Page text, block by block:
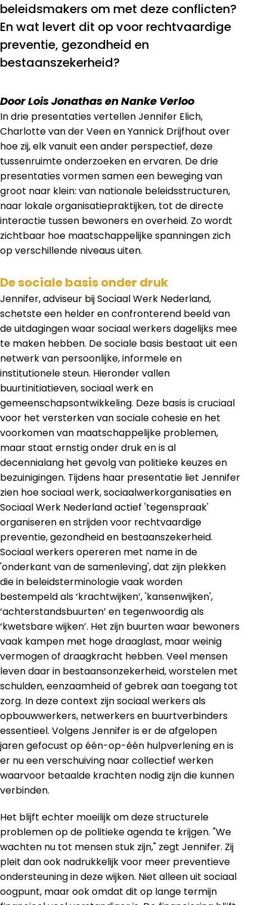
beleidsmakers om met deze conflicten?
En wat levert dit op voor rechtvaardige
preventie, gezondheid en
bestaanszekerheid?
Door Lois Jonathas en Nanke Verloo
In drie presentaties vertellen Jennifer Elich,
Charlotte van der Veen en Yannick Drijfhout over
hoe zij, elk vanuit een ander perspectief, deze
tussenruimte onderzoeken en ervaren. De drie
presentaties vormen samen een beweging van
groot naar klein: van nationale beleidsstructuren,
naar lokale organisatiepraktijken, tot de directe
interactie tussen bewoners en overheid. Zo wordt
zichtbaar hoe maatschappelijke spanningen zich
op verschillende niveaus uiten.
De sociale basis onder druk
Jennifer, adviseur bij Sociaal Werk Nederland,
schetste een helder en confronterend beeld van
de uitdagingen waar sociaal werkers dagelijks mee
te maken hebben. De sociale basis bestaat uit een
netwerk van persoonlijke, informele en
institutionele steun. Hieronder vallen
buurtinitiatieven, sociaal werk en
gemeenschapsontwikkeling. Deze basis is cruciaal
voor het versterken van sociale cohesie en het
voorkomen van maatschappelijke problemen,
maar staat ernstig onder druk en is al
decennialang het gevolg van politieke keuzes en
bezuinigingen. Tijdens haar presentatie liet Jennifer
zien hoe sociaal werk, sociaalwerkorganisaties en
Sociaal Werk Nederland actief 'tegenspraak'
organiseren en strijden voor rechtvaardige
preventie, gezondheid en bestaanszekerheid.
Sociaal werkers opereren met name in de
'onderkant van de samenleving', dat zijn plekken
die in beleidsterminologie vaak worden
bestempeld als ‘krachtwijken’, 'kansenwijken',
‘achterstandsbuurten’ en tegenwoordig als
‘kwetsbare wijken’. Het zijn buurten waar bewoners
vaak kampen met hoge draaglast, maar weinig
vermogen of draagkracht hebben. Veel mensen
leven daar in bestaansonzekerheid, worstelen met
schulden, eenzaamheid of gebrek aan toegang tot
zorg. In deze context zijn sociaal werkers als
opbouwwerkers, netwerkers en buurtverbinders
essentieel. Volgens Jennifer is er de afgelopen
jaren gefocust op één-op-één hulpverlening en is
er nu een verschuiving naar collectief werken
waarvoor betaalde krachten nodig zijn die kunnen
verbinden.
Het blijft echter moeilijk om deze structurele
problemen op de politieke agenda te krijgen. "We
wachten nu tot mensen stuk zijn," zegt Jennifer. Zij
pleit dan ook nadrukkelijk voor meer preventieve
ondersteuning in deze wijken. Niet alleen uit sociaal
oogpunt, maar ook omdat dit op lange termijn